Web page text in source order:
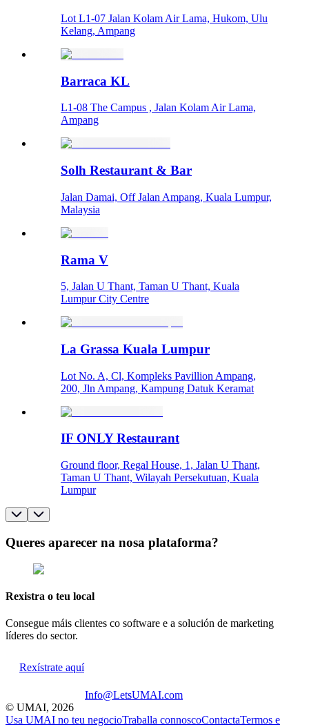
Lot L1-07 Jalan Kolam Air Lama, Hukom, Ulu
Kelang, Ampang
Barraca KL
L1-08 The Campus , Jalan Kolam Air Lama,
Ampang
Solh Restaurant & Bar
Jalan Damai, Off Jalan Ampang, Kuala Lumpur,
Malaysia
Rama V
5, Jalan U Thant, Taman U Thant, Kuala
Lumpur City Centre
La Grassa Kuala Lumpur
Lot No. A, Cl, Kompleks Pavillion Ampang,
200, Jln Ampang, Kampung Datuk Keramat
IF ONLY Restaurant
Ground floor, Regal House, 1, Jalan U Thant,
Taman U Thant, Wilayah Persekutuan, Kuala
Lumpur
Queres aparecer na nosa plataforma?
Rexistra o teu local
Consegue máis clientes co software e a solución de marketing
líderes do sector.
Rexístrate aquí
Info@LetsUMAI.com
© UMAI, 2026
Usa UMAI no teu negocioTraballa connoscoContactaTermos e